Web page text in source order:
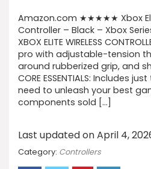
Amazon.com ★★★★★ Xbox
Controller – Black – Xbox
XBOX ELITE WIRELESS
pro with adjustable-tension
around rubberized grip, and
CORE ESSENTIALS: Includes
need to unleash your best
components sold […]
Last updated on April 4,
Category: Controllers